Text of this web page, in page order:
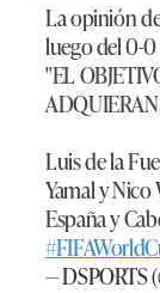
La opinión
luego del 0-0
"EL
Luis de la
Yamal y
España y
— DSPORTS